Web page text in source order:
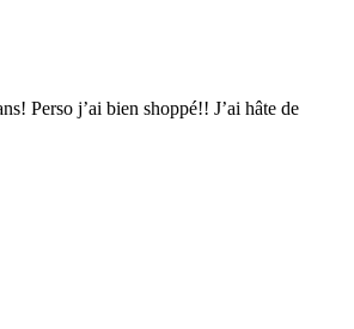
Perso j’ai bien shoppé!! J’ai hâte de